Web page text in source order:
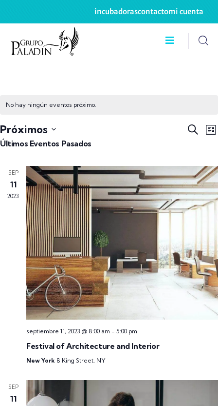
incubadorascontactomi cuenta
No hay ningún eventos próximo.
de
vistas
de
Buscar
Próximos
Seleccionar
Últimos Eventos Pasados
SEP
11
2023
septiembre 11, 2023 @ 8:00 am - 5:00 pm
Festival of Architecture and Interior
New York 8 King Street, NY
SEP
11